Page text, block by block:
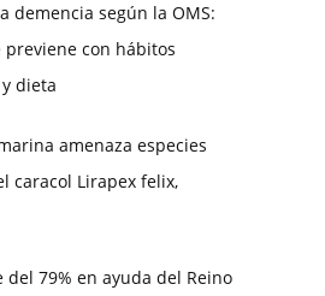
demencia según la OMS:
previene con hábitos
dieta
amenaza especies
caracol Lirapex felix,
del 79% en ayuda del Reino